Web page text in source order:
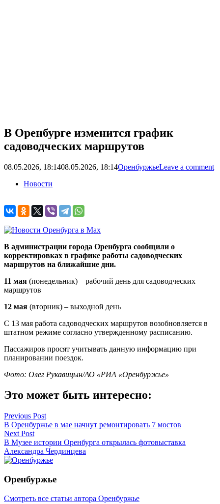
В Оренбурге изменится график
садоводческих маршрутов
08.05.2026, 18:1408.05.2026, 18:14ОренбуржьеLeave a comment
Новости
В администрации города Оренбурга сообщили о
корректировках в графике работы садоводческих
маршрутов на ближайшие дни.
11 мая (понедельник) – рабочий день для садоводческих
маршрутов
12 мая (вторник) – выходной день
С 13 мая работа садоводческих маршрутов возобновляется в
штатном режиме согласно утвержденному расписанию.
Пассажиров просят учитывать данную информацию при
планировании поездок.
Фото: Олег Рукавицын/АО «РИА «Оренбуржье»
Это может быть интересно:
Навигация
по
записям
Previous Post
В Оренбуржье в мае начнут ремонтировать 7 мостов
Next Post
В Музее истории Оренбурга открылась фотовыставка
Александра Чердинцева
Оренбуржье
Смотреть все статьи автора Оренбуржье